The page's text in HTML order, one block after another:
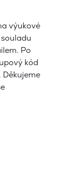
výukové
Po
kód
Děkujeme